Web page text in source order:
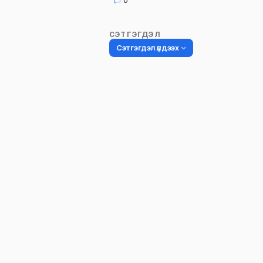
СЭТГЭГДЭЛ
Сэтгэгдэл үлдээх